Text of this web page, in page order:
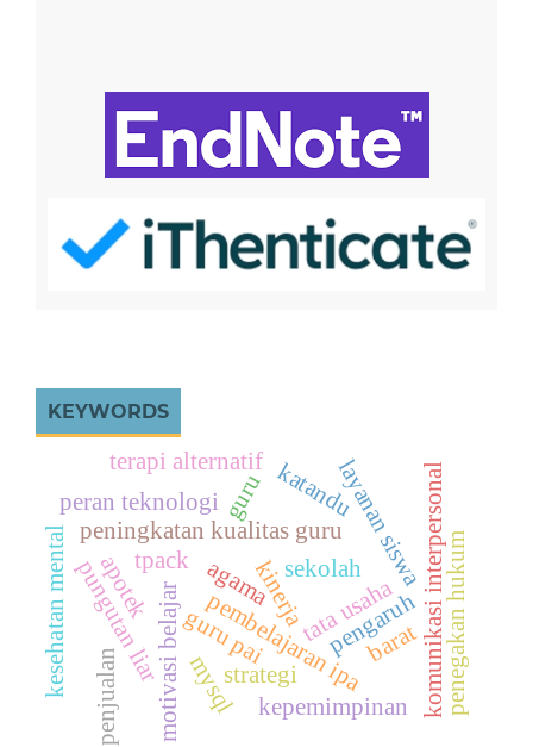
KEYWORDS
pembelajaran ipa
tpack
peningkatan kualitas guru
pengaruh
kinerjatata usaha
layanan siswakomunikasi interpersonal
motivasi belajar strategi
guru pai
kepemimpinan
guru
mysql
peran teknologi
sekolah
katandu
terapi alternatif
penegakan hukum
pungutan liar agama
barat
kesehatan mental penjualan
apotek